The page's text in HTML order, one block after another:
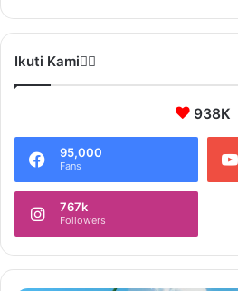
Ikuti Kami❤️‍🔥
938K
95,000
Fans
767k
Followers